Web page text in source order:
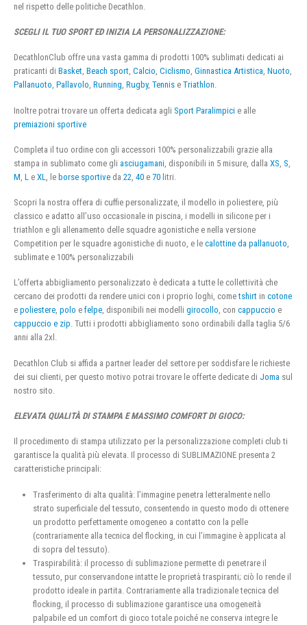
nel rispetto delle politiche Decathlon.
SCEGLI IL TUO SPORT ED INIZIA LA PERSONALIZZAZIONE:
DecathlonClub offre una vasta gamma di prodotti 100% sublimati dedicati ai
praticanti di Basket, Beach sport, Calcio, Ciclismo, Ginnastica Artistica, Nuoto,
Pallanuoto, Pallavolo, Running, Rugby, Tennis e Triathlon.
Inoltre potrai trovare un offerta dedicata agli Sport Paralimpici e alle
premiazioni sportive
Completa il tuo ordine con gli accessori 100% personalizzabili grazie alla
stampa in sublimato come gli asciugamani , disponibili in 5 misure, dalla XS S
M L e XL , le borse sportive da 22 40 e 70 litri.
Scopri la nostra offera di cuffie personalizzate, il modello in poliestere, più
classico e adatto all’uso occasionale in piscina, i modelli in silicone per i
triathlon e gli allenamento delle squadre agonistiche e nella versione
Competition per le squadre agonistiche di nuoto, e le calottine da pallanuoto,
sublimate e 100% personalizzabili
L’offerta abbigliamento personalizzato è dedicata a tutte le collettività che
cercano dei prodotti da rendere unici con i proprio loghi, cometshirt in cotone
e poliestere, polo e felpe, disponibili nei modelli girocollo, con cappuccio e
cappuccio e zip. Tutti i prodotti abbigliamento sono ordinabili dalla taglia 5/6
anni alla 2xl.
Decathlon Club si affida a partner leader del settore per soddisfare le richieste
dei sui clienti, per questo motivo potrai trovare le offerte dedicate di Joma sul
nostro sito.
ELEVATA QUALITÀ DI STAMPA E MASSIMO COMFORT DI GIOCO:
Il procedimento di stampa utilizzato per la personalizzazione completi club ti
garantisce la qualità più elevata. Il processo di SUBLIMAZIONE presenta 2
caratteristiche principali:
Trasferimento di alta qualità: l’immagine penetra letteralmente nello
strato superficiale del tessuto, consentendo in questo modo di ottenere
un prodotto perfettamente omogeneo a contatto con la pelle
(contrariamente alla tecnica del flocking, in cui l’immagine è applicata al
di sopra del tessuto).
Traspirabilità: il processo di sublimazione permette di penetrare il
tessuto, pur conservandone intatte le proprietà traspiranti; ciò lo rende il
prodotto ideale in partita. Contrariamente alla tradizionale tecnica del
flocking, il processo di sublimazione garantisce una omogeneità
palpabile ed un comfort di gioco totale poiché ne conserva integre le